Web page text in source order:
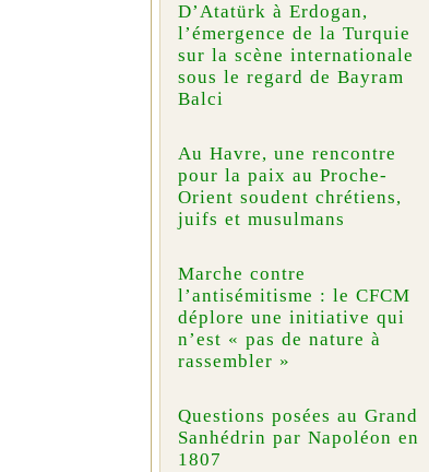
D’Atatürk à Erdogan,
l’émergence de la Turquie
sur la scène internationale
sous le regard de Bayram
Balci
Au Havre, une rencontre
pour la paix au Proche-
Orient soudent chrétiens,
juifs et musulmans
Marche contre
l’antisémitisme : le CFCM
déplore une initiative qui
n’est « pas de nature à
rassembler »
Questions posées au Grand
Sanhédrin par Napoléon en
1807